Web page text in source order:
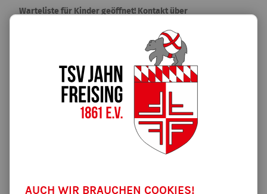
Warteliste für Kinder geöffnet! Kontakt über
Inklusive Kindergruppe
Die inklusiven Kindergruppe ist für den Altersbereich von 6-14
Jahren. Diese Gruppe richtet sich an alle Kinder mit und ohne
Handicap. Durch abwechslungsreiches Training ist hier der
Spaß am Schwimmen im Fokus. Diese Gruppe ist mit dem
EISs-Siegel ausgezeichnet (Erlebte inklusive Sportschule).
AUCH WIR BRAUCHEN COOKIES!